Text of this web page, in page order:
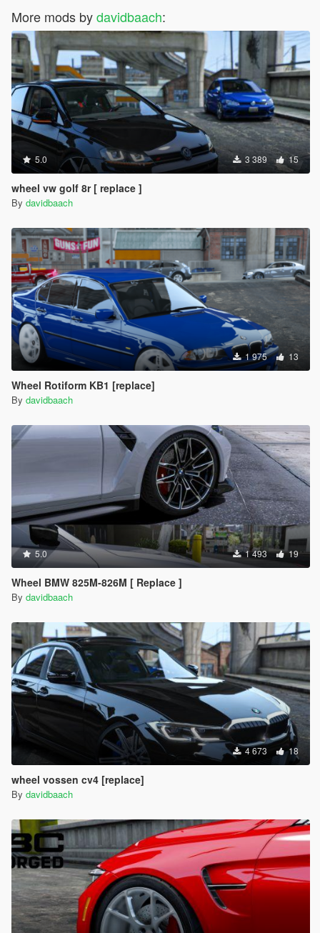
More mods bydavidbaach:
5.0 3 389 15
wheel vw golf 8r [ replace ]
By davidbaach
1 975 13
Wheel Rotiform KB1 [replace]
By davidbaach
5.0 1 493 19
Wheel BMW 825M-826M [ Replace ]
By davidbaach
4 673 18
wheel vossen cv4 [replace]
By davidbaach